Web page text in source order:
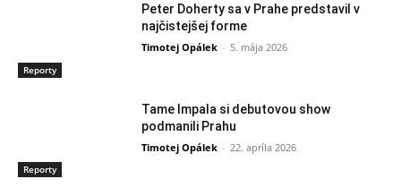
Reporty
Peter Doherty sa v Prahe predstavil v
najčistejšej forme
Timotej Opálek - 5. mája 2026
Reporty
Tame Impala si debutovou show
podmanili Prahu
Timotej Opálek - 22. apríla 2026